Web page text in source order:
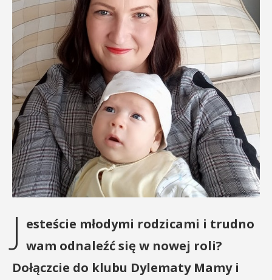
J esteście młodymi rodzicami i trudno
wam odnaleźć się w nowej roli?
Dołączcie do klubu Dylematy Mamy i